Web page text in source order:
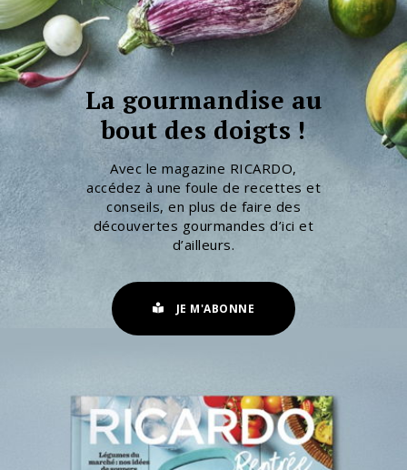
La gourmandise au
bout des doigts !
Avec le magazine RICARDO,
accédez à une foule de recettes et
conseils, en plus de faire des
découvertes gourmandes d’ici et
d’ailleurs.
JE M'ABONNE